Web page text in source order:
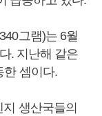
그램)는 6월
. 지난해 같은
한 셈이다.
생산국들의